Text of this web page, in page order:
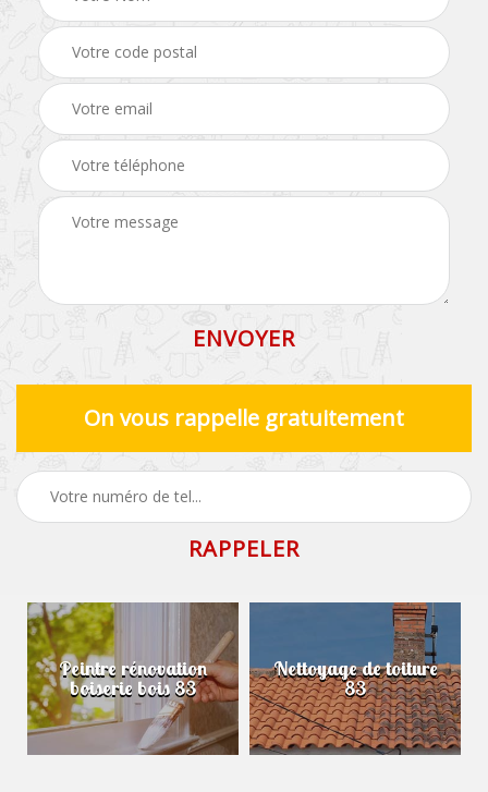
On vous rappelle gratuitement
Peintre rénovation
boiserie bois 83
Nettoyage de toiture
83